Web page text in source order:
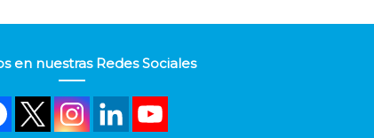
en nuestras Redes Sociales